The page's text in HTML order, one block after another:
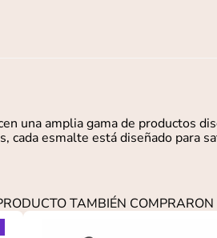
una amplia gama de productos
cada esmalte está diseñado para
TAMBIÉN COMPRARON